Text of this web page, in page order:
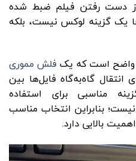
دست رفتن فیلم ضبط شده
یک گزینه لوکس نیست، بلکه
واضح است که یک فلش مموری
انتقال گاه‌به‌گاه فایل‌ها بین
مناسبی برای استفاده
بنابراین انتخاب مناسب
بالایی دارد.